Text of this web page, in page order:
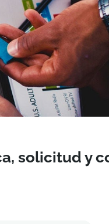
solicitud y